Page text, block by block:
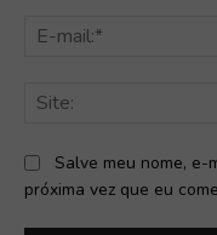
Salve meu nome,
próxima vez que eu